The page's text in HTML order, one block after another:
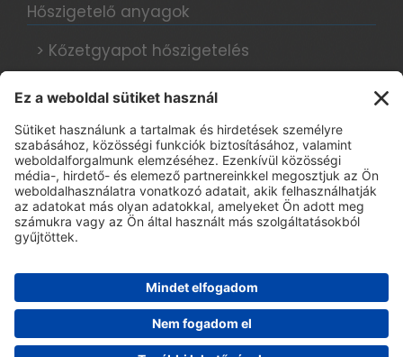
Hőszigetelő anyagok
> Kőzetgyapot hőszigetelés
> Grafitos hőszigetelés
> Hungarocell hőszigetelés
Hőszigetelési tanácsok, blog
Adatkezelési tájékoztató
> E-book regisztráció